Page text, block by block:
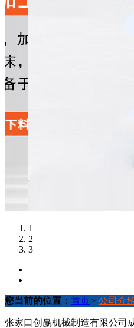
1
2
3
您当前的位置： 首页> 公司介
张家口创赢机械制造有限公司